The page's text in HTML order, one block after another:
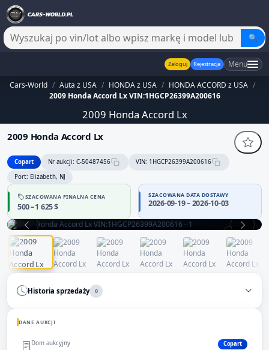
🔍
Zaloguj Rejestracja Menu
Cars-World / Auta z USA / HONDA z USA / HONDA ACCORD z USA /
2009 Honda Accord Lx VIN:1HGCP26399A200616
2009 Honda Accord Lx
2009 Honda Accord Lx
Copart Nr aukcji: C-50487456
VIN: 1HGCP26399A200616
Port: Elizabeth, NJ
SZACOWANA FINALNA CENA
500 – 1 625 $
SZACOWANA DATA DOSTAWY
2026-09-19 – 2026-10-03
Sprzedawca bez potwierdzonej wiarygodności — część danych
może być niepełna
Zachowaj ostrożność i dokładnie zweryfikuj historię pojazdu.
Historia sprzedaży 0
DANE AUKCJI
Dom aukcyjny Copart